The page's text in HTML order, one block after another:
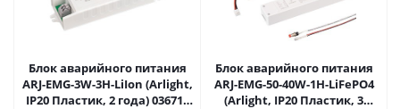
Блок аварийного питания
ARJ-EMG-3W-3H-LiIon (Arlight,
IP20 Пластик, 2 года) 036719
Блок аварийного питания
ARJ-EMG-50-40W-1H-LiFePO4
(Arlight, IP20 Пластик, 3